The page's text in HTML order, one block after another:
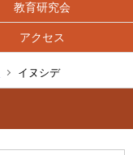
教育研究会
アクセス
イヌシデ